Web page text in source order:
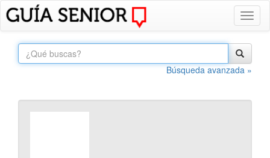
Búsqueda avanzada »